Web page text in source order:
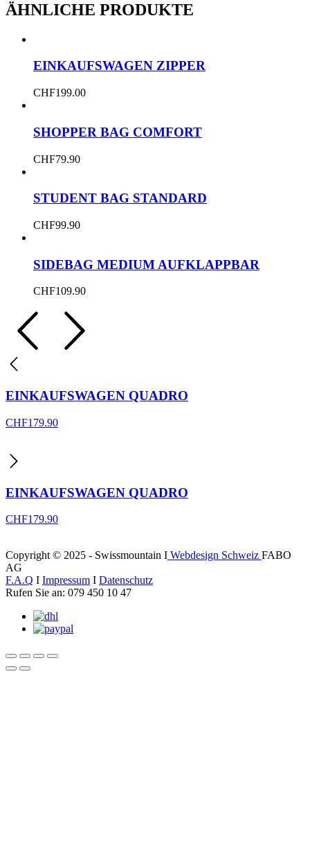
ÄHNLICHE PRODUKTE
EINKAUFSWAGEN ZIPPER
CHF199.00
SHOPPER BAG COMFORT
CHF79.90
STUDENT BAG STANDARD
CHF99.90
SIDEBAG MEDIUM AUFKLAPPBAR
CHF109.90
EINKAUFSWAGEN QUADRO
CHF179.90
EINKAUFSWAGEN QUADRO
CHF179.90
Copyright © 2025 - Swissmountain I Webdesign Schweiz FABO
AG
F.A.Q I Impressum I Datenschutz
Rufen Sie an: 079 450 10 47